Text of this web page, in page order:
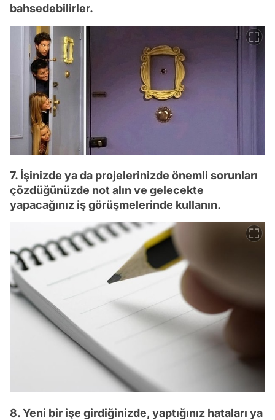
bahsedebilirler.
7. İşinizde ya da projelerinizde önemli sorunları
çözdüğünüzde not alın ve gelecekte
yapacağınız iş görüşmelerinde kullanın.
8. Yeni bir işe girdiğinizde, yaptığınız hataları ya